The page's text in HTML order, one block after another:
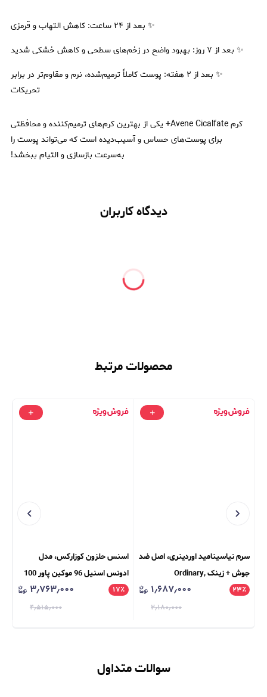
✨ بعد از ۲۴ ساعت: کاهش التهاب و قرمزی
✨ بعد از ۷ روز: بهبود واضح در زخم‌های سطحی و کاهش خشکی شدید
✨ بعد از ۲ هفته: پوست کاملاً ترمیم‌شده، نرم و مقاوم‌تر در برابر
تحریکات
کرم Avene Cicalfate+ یکی از بهترین کرم‌های ترمیم‌کننده و محافظتی
برای پوست‌های حساس و آسیب‌دیده است که می‌تواند پوست را
به‌سرعت بازسازی و التیام ببخشد!
دیدگاه کاربران
محصولات مرتبط
سرم نیاسینامید اوردینری، اصل ضد
جوش + زینک Ordinary,
Niacinamide 10% + Zinc 1%
۲۳٪ ۱٫۶۸۷٫۰۰۰
۲٫۱۸۰٫۰۰۰
اسنس حلزون کوزارکس، مدل
ادونس اسنیل 96 موکین پاور 100
میل Cosrx, Advanced Snail 96
Mucin Power Essence 100ml
۱۷٪ ۳٫۷۶۳٫۰۰۰
۴٫۵۱۵٫۰۰۰
سوالات متداول